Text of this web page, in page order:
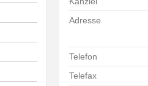
Adresse
Telefon
Telefax